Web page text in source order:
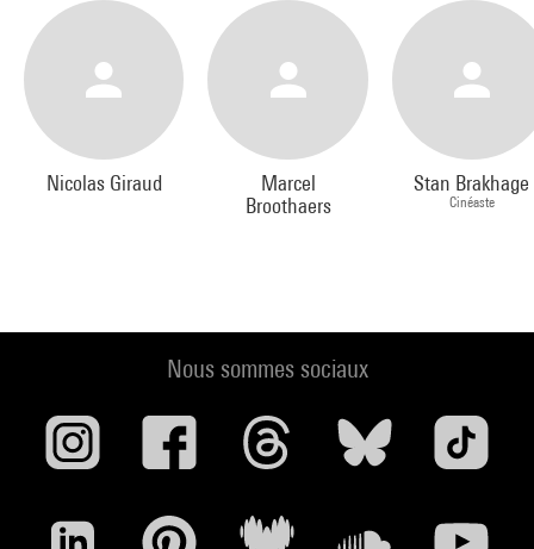
Nicolas Giraud
Marcel
Broothaers
Stan Brakhage
Cinéaste
Nous sommes sociaux